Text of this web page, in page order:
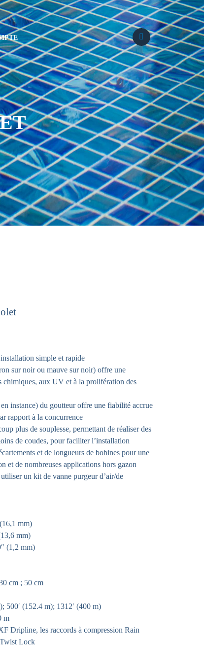
simple et rapide
sur noir ou mauve sur noir) offre une
chimiques, aux UV et à la prolifération des
instance) du goutteur offre une fiabilité accrue
rapport à la concurrence
plus de souplesse, permettant de réaliser des
de coudes, pour faciliter l’installation
et de longueurs de bobines pour une
et de nombreuses applications hors gazon
un kit de vanne purgeur d’air/de
mm)
mm)
(1,2 mm)
cm ; 50 cm
500′ (152.4 m); 1312′ (400 m)
m
Dripline, les raccords à compression Rain
Lock